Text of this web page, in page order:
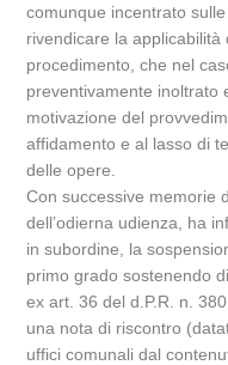
comunque incentrato
rivendicare la applicabilità
procedimento, che nel
preventivamente inoltrato
motivazione del
affidamento e al lasso di
delle opere.
Con successive memorie
dell’odierna udienza, ha
in subordine, la
primo grado sostenendo
ex art. 36 del d.P.R. n.
una nota di riscontro
uffici comunali dal